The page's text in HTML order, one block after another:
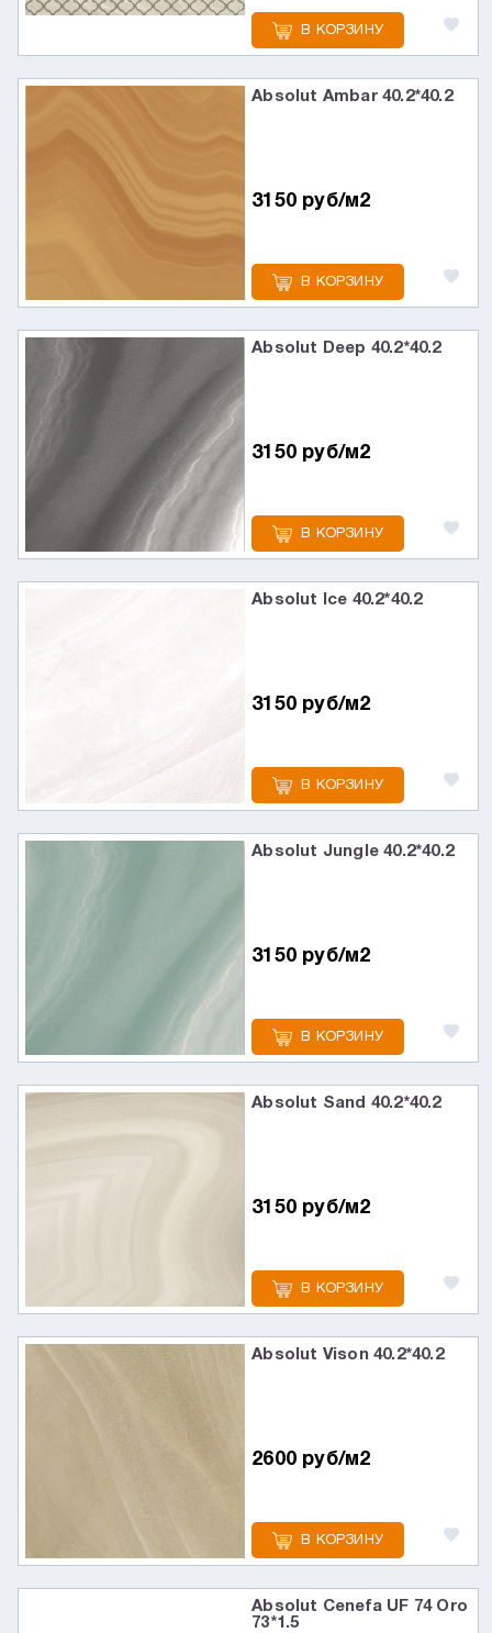
В КОРЗИНУ
Absolut Ambar 40.2*40.2
3150 руб/м2
В КОРЗИНУ
Absolut Deep 40.2*40.2
3150 руб/м2
В КОРЗИНУ
Absolut Ice 40.2*40.2
3150 руб/м2
В КОРЗИНУ
Absolut Jungle 40.2*40.2
3150 руб/м2
В КОРЗИНУ
Absolut Sand 40.2*40.2
3150 руб/м2
В КОРЗИНУ
Absolut Vison 40.2*40.2
2600 руб/м2
В КОРЗИНУ
Absolut Cenefa UF 74 Oro
73*1.5